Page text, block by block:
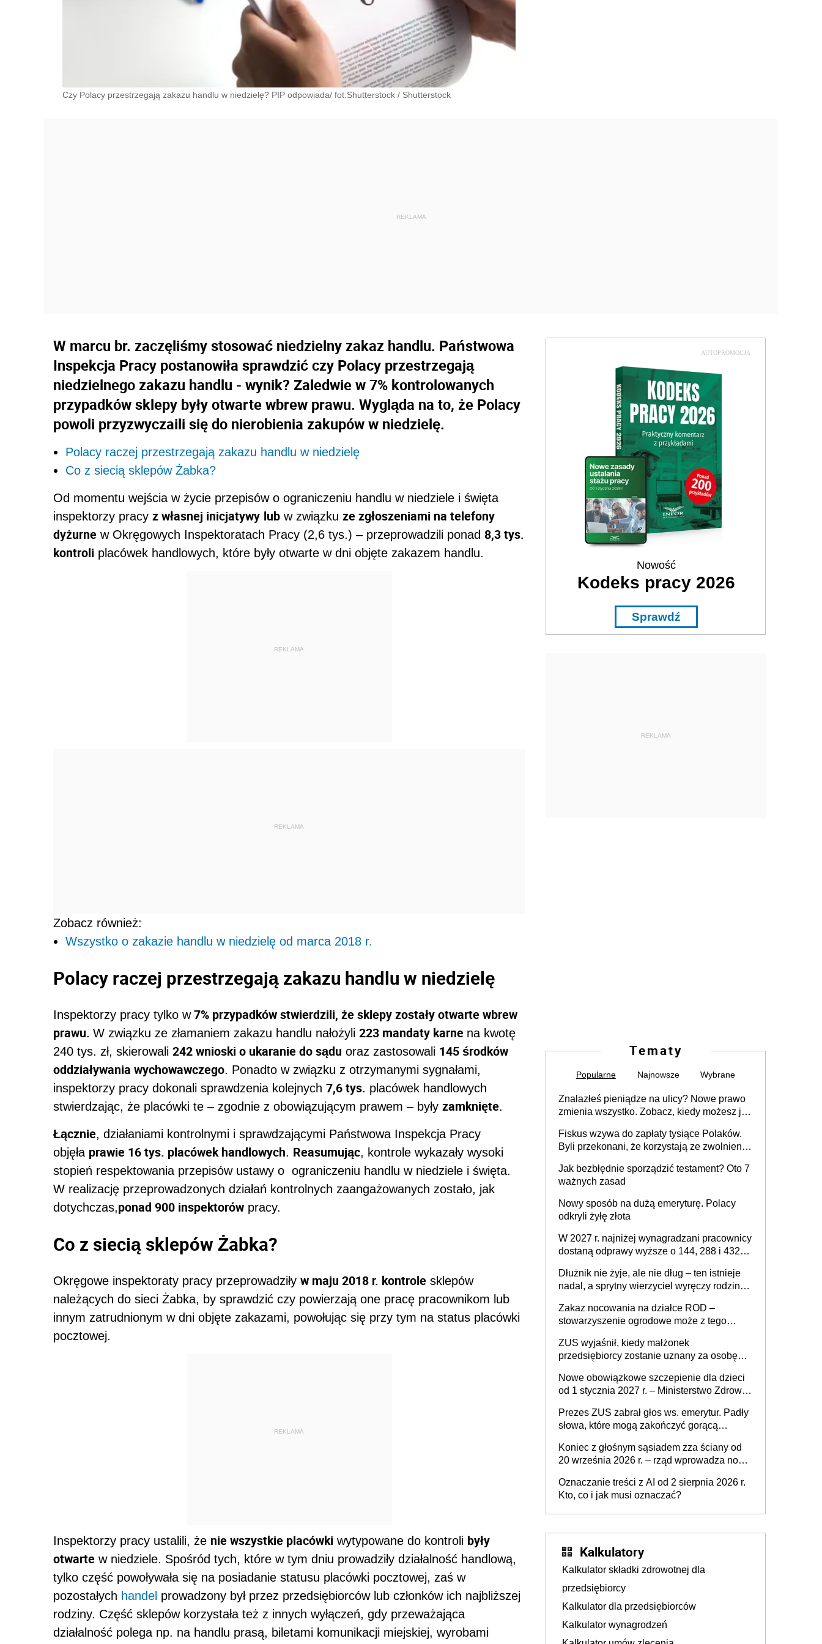
Czy Polacy przestrzegają zakazu handlu w niedzielę? PIP odpowiada/ fot.Shutterstock / Shutterstock
W marcu br. zaczęliśmy stosować niedzielny zakaz handlu. Państwowa
Inspekcja Pracy postanowiła sprawdzić czy Polacy przestrzegają
niedzielnego zakazu handlu - wynik? Zaledwie w 7% kontrolowanych
przypadków sklepy były otwarte wbrew prawu. Wygląda na to, że Polacy
powoli przyzwyczaili się do nierobienia zakupów w niedzielę.
Polacy raczej przestrzegają zakazu handlu w niedzielę
Co z siecią sklepów Żabka?
Od momentu wejścia w życie przepisów o ograniczeniu handlu w niedziele i święta
inspektorzy pracy z własnej inicjatywy lub w związku ze zgłoszeniami na telefony
dyżurne w Okręgowych Inspektoratach Pracy (2,6 tys.) – przeprowadzili ponad 8,3 tys.
kontroli placówek handlowych, które były otwarte w dni objęte zakazem handlu.
REKLAMA
REKLAMA
Zobacz również:
Wszystko o zakazie handlu w niedzielę od marca 2018 r.
Polacy raczej przestrzegają zakazu handlu w niedzielę
Inspektorzy pracy tylko w7% przypadków stwierdzili, że sklepy zostały otwarte wbrew
prawu. W związku ze złamaniem zakazu handlu nałożyli 223 mandaty karne na kwotę
240 tys. zł, skierowali 242 wnioski o ukaranie do sądu oraz zastosowali 145 środków
oddziaływania wychowawczego. Ponadto w związku z otrzymanymi sygnałami,
inspektorzy pracy dokonali sprawdzenia kolejnych 7,6 tys. placówek handlowych
stwierdzając, że placówki te – zgodnie z obowiązującym prawem – były zamknięte.
Łącznie, działaniami kontrolnymi i sprawdzającymi Państwowa Inspekcja Pracy
objęła prawie 16 tys. placówek handlowych. Reasumując, kontrole wykazały wysoki
stopień respektowania przepisów ustawy o ograniczeniu handlu w niedziele i święta.
W realizację przeprowadzonych działań kontrolnych zaangażowanych zostało, jak
dotychczas,ponad 900 inspektorów pracy.
Co z siecią sklepów Żabka?
Okręgowe inspektoraty pracy przeprowadziły w maju 2018 r. kontrole sklepów
należących do sieci Żabka, by sprawdzić czy powierzają one pracę pracownikom lub
innym zatrudnionym w dni objęte zakazami, powołując się przy tym na status placówki
pocztowej.
REKLAMA
Inspektorzy pracy ustalili, że nie wszystkie placówki wytypowane do kontroli były
otwarte w niedziele. Spośród tych, które w tym dniu prowadziły działalność handlową,
tylko część powoływała się na posiadanie statusu placówki pocztowej, zaś w
pozostałych handel prowadzony był przez przedsiębiorców lub członków ich najbliższej
rodziny. Część sklepów korzystała też z innych wyłączeń, gdy przeważająca
działalność polega np. na handlu prasą, biletami komunikacji miejskiej, wyrobami
AUTOPROMOCJA
Nowość
Kodeks pracy 2026
Sprawdź
REKLAMA
Tematy
Popularne Najnowsze Wybrane
Znalazłeś pieniądze na ulicy? Nowe prawo
zmienia wszystko. Zobacz, kiedy możesz je
Fiskus wzywa do zapłaty tysiące Polaków.
Byli przekonani, że korzystają ze zwolnienia
Jak bezbłędnie sporządzić testament? Oto 7
ważnych zasad
Nowy sposób na dużą emeryturę. Polacy
odkryli żyłę złota
W 2027 r. najniżej wynagradzani pracownicy
dostaną odprawy wyższe o 144, 288 i 432
Dłużnik nie żyje, ale nie dług – ten istnieje
nadal, a sprytny wierzyciel wyręczy rodzinę
Zakaz nocowania na działce ROD –
stowarzyszenie ogrodowe może z tego
działki (wypowiedzieć dzierżawę)?
ZUS wyjaśnił, kiedy małżonek
przedsiębiorcy zostanie uznany za osobę
Nowe obowiązkowe szczepienie dla dzieci
od 1 stycznia 2027 r. – Ministerstwo Zdrowia
2027 r.
Prezes ZUS zabrał głos ws. emerytur. Padły
słowa, które mogą zakończyć gorącą
Koniec z głośnym sąsiadem zza ściany od
20 września 2026 r. – rząd wprowadza nowe
mieszkańców
Oznaczanie treści z AI od 2 sierpnia 2026 r.
Kto, co i jak musi oznaczać?
Kalkulatory
Kalkulator składki zdrowotnej dla
przedsiębiorcy
Kalkulator dla przedsiębiorców
Kalkulator wynagrodzeń